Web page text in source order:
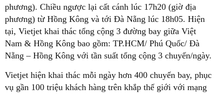
phương). Chiều ngược lại cất cánh lúc 17h20 (giờ địa
phương) từ Hồng Kông và tới Đà Nẵng lúc 18h05. Hiện
tại, Vietjet khai thác tổng cộng 3 đường bay giữa Việt
Nam & Hồng Kông bao gồm: TP.HCM/ Phú Quốc/ Đà
Nẵng – Hồng Kông với tần suất tổng cộng 3 chuyến/ngày.
Vietjet hiện khai thác mỗi ngày hơn 400 chuyến bay, phục
vụ gần 100 triệu khách hàng trên khắp thế giới với mạng